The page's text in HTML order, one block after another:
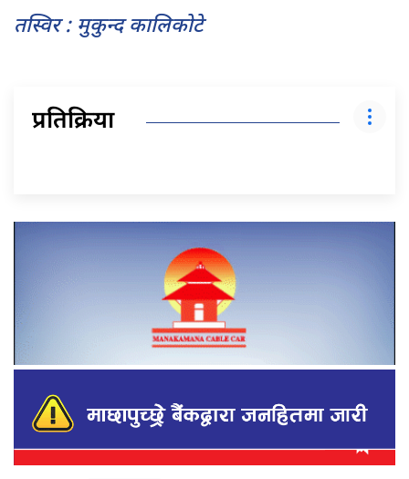
तस्विर : मुकुन्द कालिकोटे
प्रतिक्रिया